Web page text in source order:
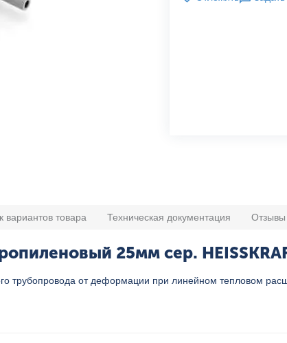
вариантов товара Техническая документация Отзывы
25мм сер.
трубопровода от деформации при линейном тепловом